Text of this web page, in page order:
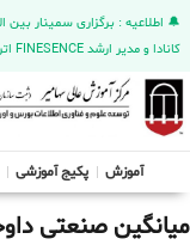
کانادا و مدیر ارشد FINESENCE اتریش
آموزش پکیج آموزشی